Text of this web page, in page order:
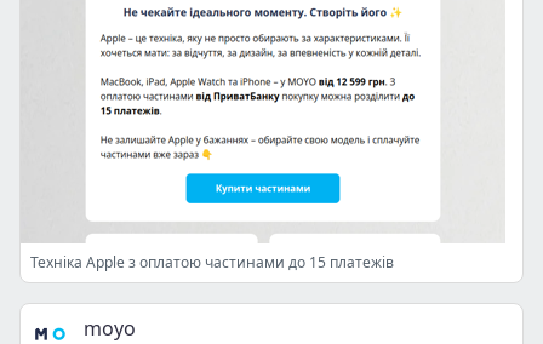
Техніка Apple з оплатою частинами до 15 платежів
moyo